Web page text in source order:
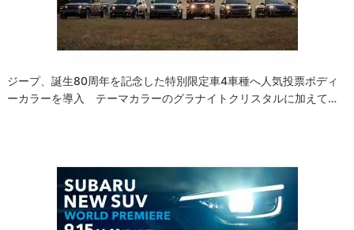
ジープ、誕生80周年を記念した特別限定車4車種へ人気投票ボディ
ーカラーを導入 テーマカラーのグラナイトクリスタルに加えて…